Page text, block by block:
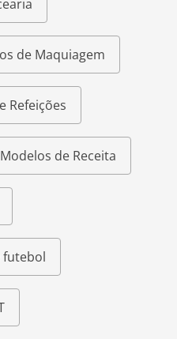
de Maquiagem
Refeições
Modelos de Receita
futebol